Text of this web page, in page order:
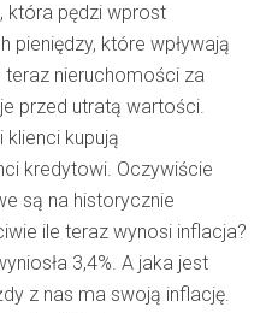
która pędzi wprost
pieniędzy, które wpływają
nieruchomości za
przed utratą wartości.
kupują
kredytowi. Oczywiście
są na historycznie
ile teraz wynosi inflacja?
3,4%. A jaka jest
z nas ma swoją inflację.